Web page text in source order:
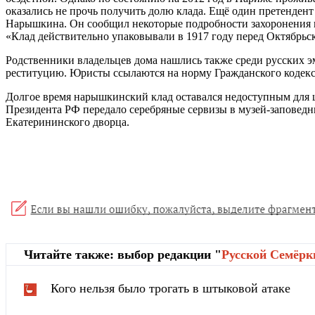
оказались не прочь получить долю клада. Ещё один
Нарышкина. Он сообщил некоторые подробности захоронения
«Клад действительно упаковывали в 1917 году перед
Родственники владельцев дома нашлись также среди
реституцию. Юристы ссылаются на норму Гражданского
Долгое время нарышкинский клад оставался недоступным
Президента РФ передало серебряные сервизы в музей-
Екатерининского дворца.
Читайте также: выбор редакции "Русской
Кого нельзя было трогать в штыковой атаке